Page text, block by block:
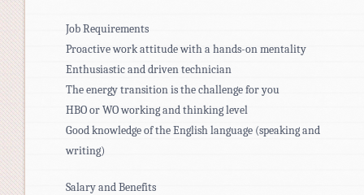
Job Requirements
Proactive work attitude with a hands-on mentality
Enthusiastic and driven technician
The energy transition is the challenge for you
HBO or WO working and thinking level
Good knowledge of the English language (speaking and
writing)
Salary and Benefits